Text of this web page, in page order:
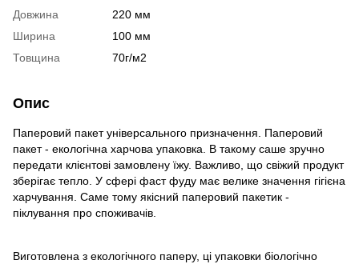
Довжина
220 мм
Ширина
100 мм
Товщина
70г/м2
Опис
Паперовий пакет універсального призначення. Паперовий
пакет - екологічна харчова упаковка. В такому саше зручно
передати клієнтові замовлену їжу. Важливо, що свіжий продукт
зберігає тепло. У сфері фаст фуду має велике значення гігієна
харчування. Саме тому якісний паперовий пакетик -
піклування про споживачів.
Виготовлена з екологічного паперу, ці упаковки біологічно